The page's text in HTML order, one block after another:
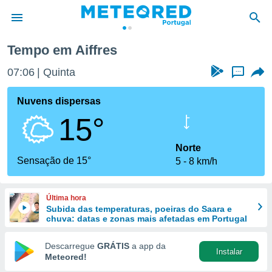
da
foi
fornecidas
a este
das
e
forma
digital
Tempo em Aiffres
07:06 Quinta ...
Nuvens dispersas
15°
Sensação de 15°
Norte
5
8 km/h
Última hora
Subida das temperaturas, poeiras do Saara e
chuva: datas e zonas mais afetadas em Portugal
Descarregue GRÁTIS a app da
Meteored!
Instalar